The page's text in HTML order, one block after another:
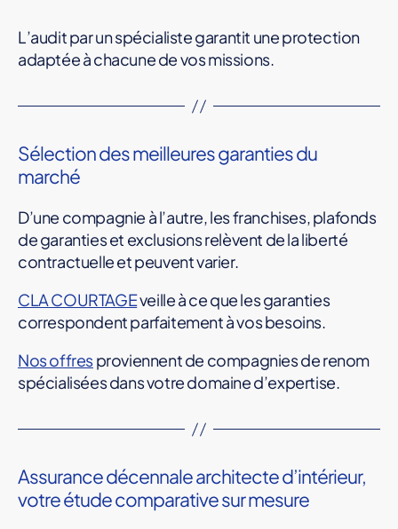
L’audit par un spécialiste garantit une protection
adaptée à chacune de vos missions.
Sélection des meilleures garanties du
marché
D’une compagnie à l’autre, les franchises, plafonds
de garanties et exclusions relèvent de la liberté
contractuelle et peuvent varier.
CLA COURTAGEveille à ce que les garanties
correspondent parfaitement à vos besoins.
Nos offresproviennent de compagnies de renom
spécialisées dans votre domaine d’expertise.
Assurance décennale architecte d’intérieur,
votre étude comparative sur mesure